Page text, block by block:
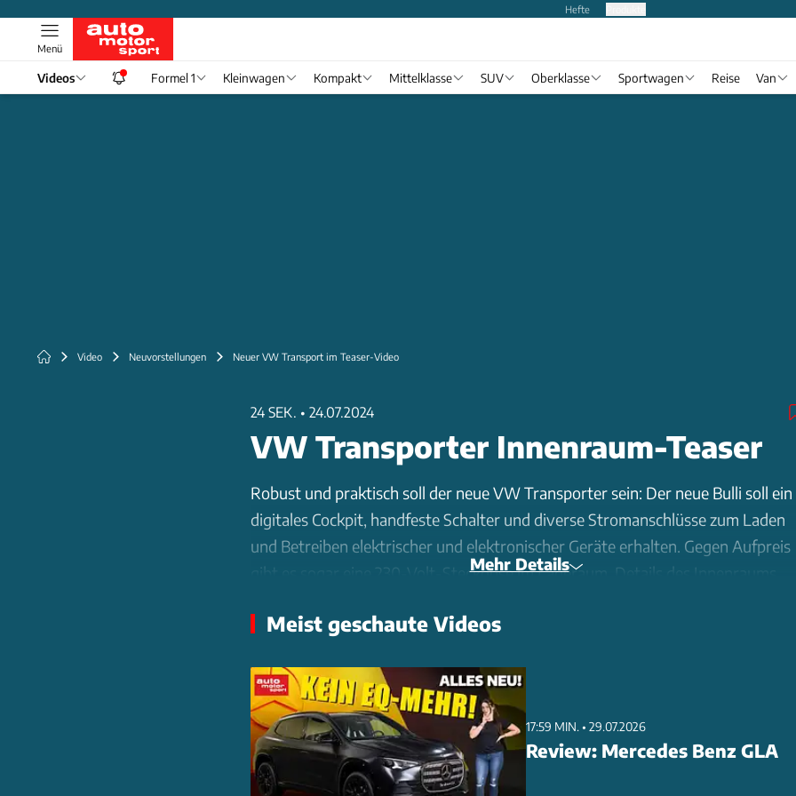
Hefte
Menü
Videos Formel 1 Kleinwagen Kompakt Mittelklasse SUV Oberklasse Sportwagen Reise Van
Video Neuvorstellungen Neuer VW Transport im Teaser-Video
24 SEK. • 24.07.2024
VW Transporter Innenraum-Teaser
Robust und praktisch soll der neue VW Transporter sein: Der neue Bulli soll ein
digitales Cockpit, handfeste Schalter und diverse Stromanschlüsse zum Laden
und Betreiben elektrischer und elektronischer Geräte erhalten. Gegen Aufpreis
gibt es sogar eine 230-Volt-Steckdose im Laderaum. Details des Innenraums
Mehr Details
Meist geschaute Videos
17:59 MIN. • 29.07.2026
Review: Mercedes Benz GLA